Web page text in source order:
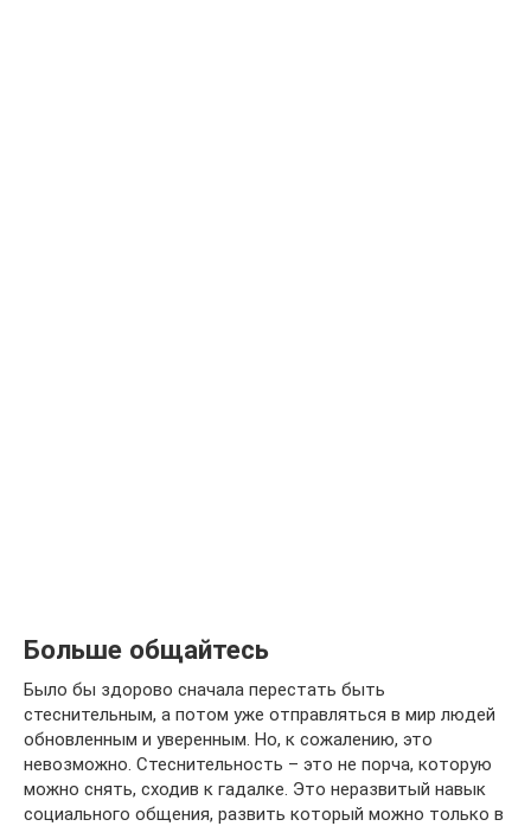
Больше общайтесь
Было бы здорово сначала перестать быть
стеснительным, а потом уже отправляться в мир людей
обновленным и уверенным. Но, к сожалению, это
невозможно. Стеснительность – это не порча, которую
можно снять, сходив к гадалке. Это неразвитый навык
социального общения, развить который можно только в